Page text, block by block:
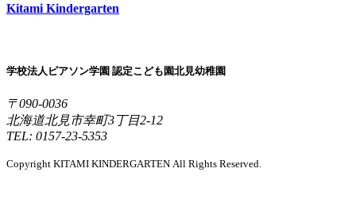
Kitami Kindergarten
学校法人ピアソン学園 認定こども園北見幼稚園
〒090-0036
北海道北見市幸町3丁目2-12
TEL: 0157-23-5353
Copyright KITAMI KINDERGARTEN All Rights Reserved.